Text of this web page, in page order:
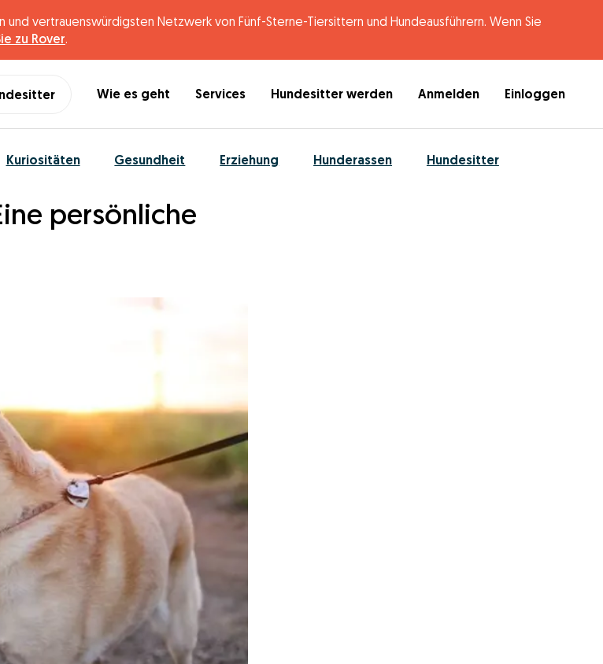
vertrauenswürdigsten Netzwerk von Fünf-Sterne-Tiersittern und Hundeausführern. Wenn Sie
zu Rover.
Wie es geht Services Hundesitter werden Anmelden Einloggen
Kuriositäten Gesundheit Erziehung Hunderassen Hundesitter
persönliche